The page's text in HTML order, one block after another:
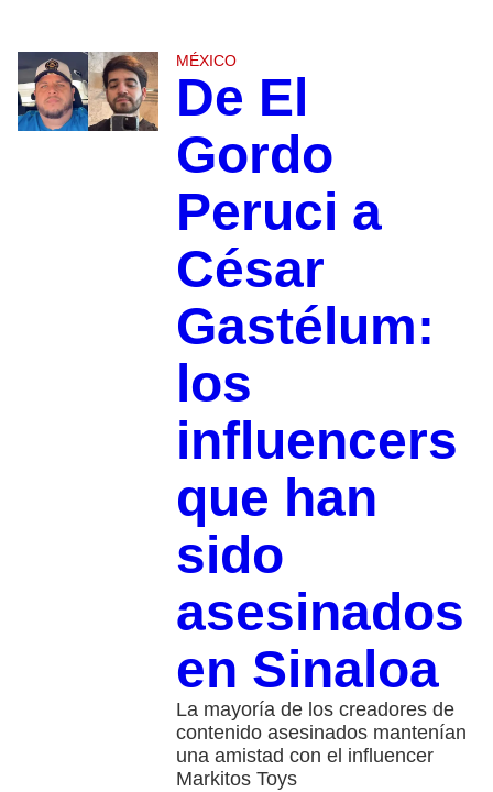
MÉXICO
De El
Gordo
Peruci a
César
Gastélum:
los
influencers
que han
sido
asesinados
en Sinaloa
La mayoría de los creadores de
contenido asesinados mantenían
una amistad con el influencer
Markitos Toys